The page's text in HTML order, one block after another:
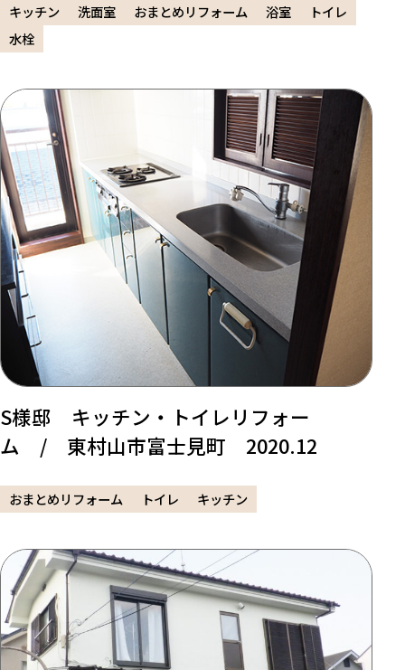
キッチン 洗面室 おまとめリフォーム 浴室
トイレ
水栓
S様邸 キッチン・トイレリフォー
ム / 東村山市富士見町 2020.12
おまとめリフォーム トイレ キッチン